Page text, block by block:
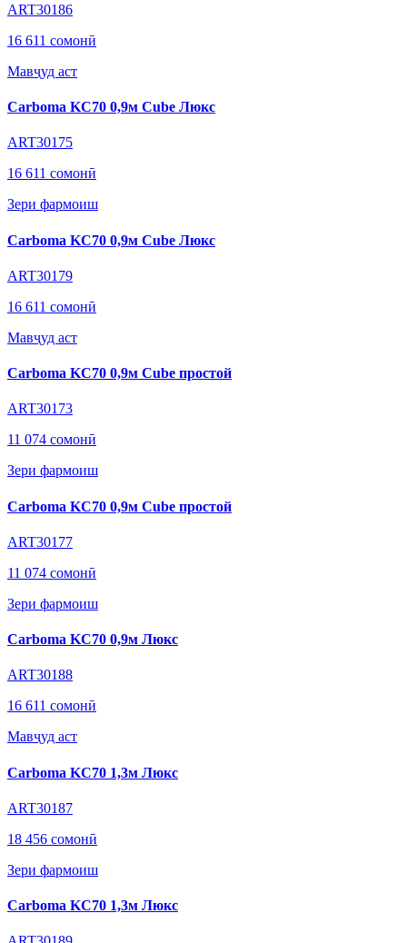
ART30186
16 611 сомонӣ
Мавҷуд аст
Carboma KC70 0,9м Cube Люкс
ART30175
16 611 сомонӣ
Зери фармоиш
Carboma KC70 0,9м Cube Люкс
ART30179
16 611 сомонӣ
Мавҷуд аст
Carboma KC70 0,9м Cube простой
ART30173
11 074 сомонӣ
Зери фармоиш
Carboma KC70 0,9м Cube простой
ART30177
11 074 сомонӣ
Зери фармоиш
Carboma KC70 0,9м Люкс
ART30188
16 611 сомонӣ
Мавҷуд аст
Carboma KC70 1,3м Люкс
ART30187
18 456 сомонӣ
Зери фармоиш
Carboma KC70 1,3м Люкс